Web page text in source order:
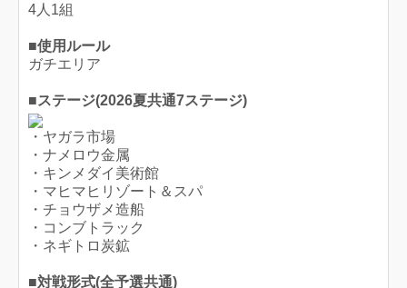
4人1組
■使用ルール
ガチエリア
■ステージ(2026夏共通7ステージ)
・ヤガラ市場
・ナメロウ金属
・キンメダイ美術館
・マヒマヒリゾート＆スパ
・チョウザメ造船
・コンブトラック
・ネギトロ炭鉱
■対戦形式(全予選共通)